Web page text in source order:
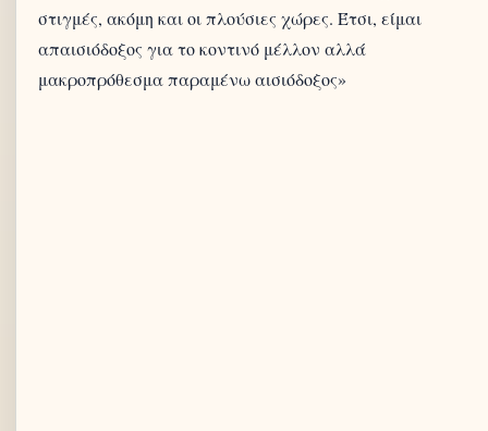
στιγμές, ακόμη και οι πλούσιες χώρες. Έτσι, είμαι
απαισιόδοξος για το κοντινό μέλλον αλλά